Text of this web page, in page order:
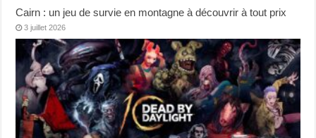
Cairn : un jeu de survie en montagne à découvrir à tout prix
3 juillet 2026